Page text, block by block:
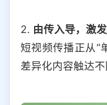
2. 由传入导，激
短视频传播正从“
差异化内容触达